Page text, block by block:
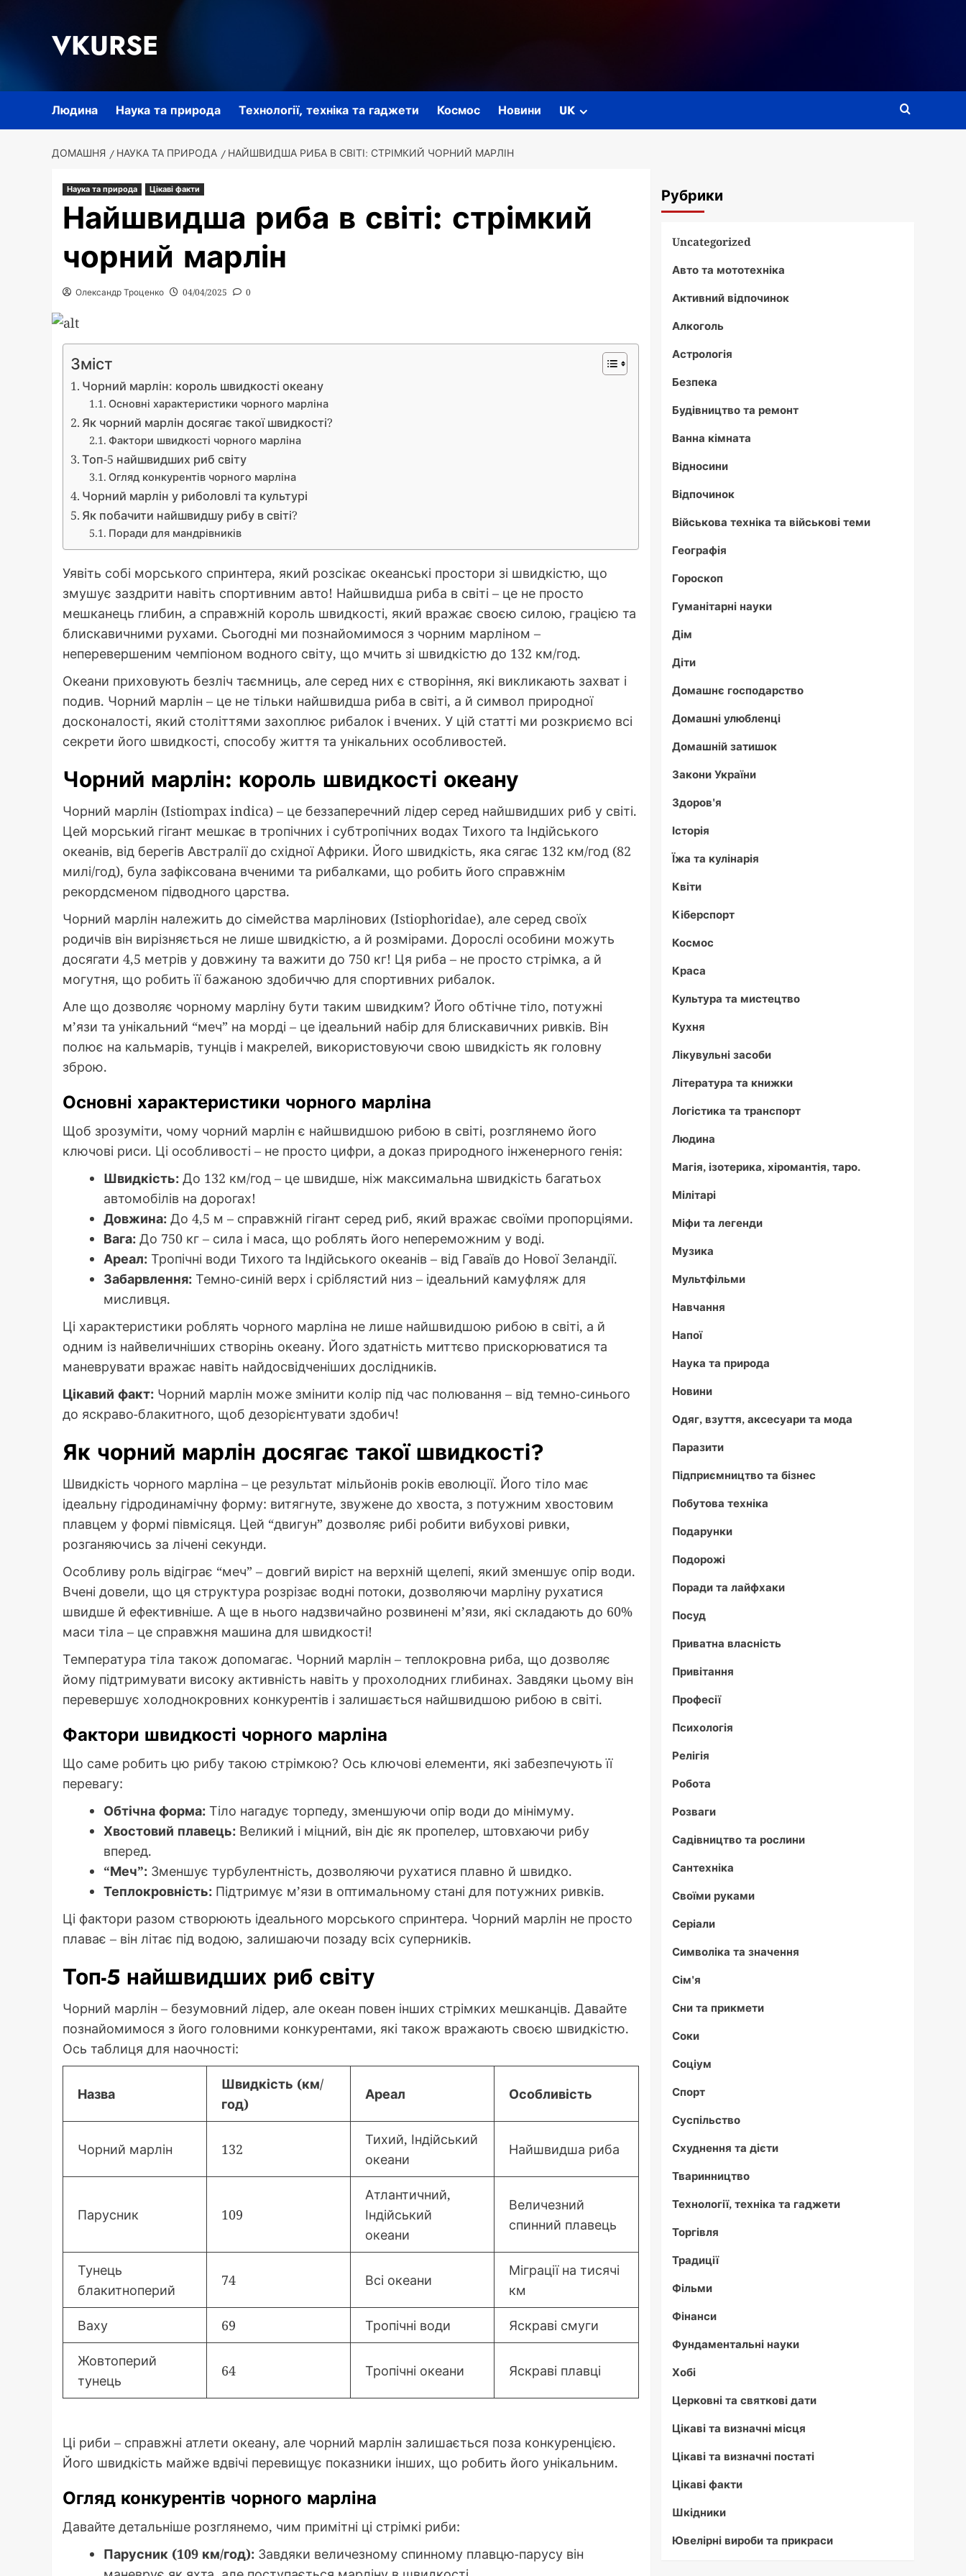
VKURSE
Людина Наука та природа Технології, техніка та гаджети Космос Новини UK
ДОМАШНЯ НАУКА ТА ПРИРОДА НАЙШВИДША РИБА В СВІТІ: СТРІМКИЙ ЧОРНИЙ МАРЛІН
Наука та природа Цікаві факти
Найшвидша риба в світі: стрімкий
чорний марлін
Олександр Троценко 04/04/2025 0
Зміст
Чорний марлін: король швидкості океану
Основні характеристики чорного марліна
Як чорний марлін досягає такої швидкості?
Фактори швидкості чорного марліна
Топ-5 найшвидших риб світу
Огляд конкурентів чорного марліна
Чорний марлін у риболовлі та культурі
Як побачити найшвидшу рибу в світі?
Поради для мандрівників
Уявіть собі морського спринтера, який розсікає океанські простори зі швидкістю, що
змушує заздрити навіть спортивним авто! Найшвидша риба в світі – це не просто
мешканець глибин, а справжній король швидкості, який вражає своєю силою, грацією та
блискавичними рухами. Сьогодні ми познайомимося з чорним марліном –
неперевершеним чемпіоном водного світу, що мчить зі швидкістю до 132 км/год.
Океани приховують безліч таємниць, але серед них є створіння, які викликають захват і
подив. Чорний марлін – це не тільки найшвидша риба в світі, а й символ природної
досконалості, який століттями захоплює рибалок і вчених. У цій статті ми розкриємо всі
секрети його швидкості, способу життя та унікальних особливостей.
Чорний марлін: король швидкості океану
Чорний марлін (Istiompax indica) – це беззаперечний лідер серед найшвидших риб у світі.
Цей морський гігант мешкає в тропічних і субтропічних водах Тихого та Індійського
океанів, від берегів Австралії до східної Африки. Його швидкість, яка сягає 132 км/год (82
милі/год), була зафіксована вченими та рибалками, що робить його справжнім
рекордсменом підводного царства.
Чорний марлін належить до сімейства марлінових (Istiophoridae), але серед своїх
родичів він вирізняється не лише швидкістю, а й розмірами. Дорослі особини можуть
досягати 4,5 метрів у довжину та важити до 750 кг! Ця риба – не просто стрімка, а й
могутня, що робить її бажаною здобиччю для спортивних рибалок.
Але що дозволяє чорному марліну бути таким швидким? Його обтічне тіло, потужні
м’язи та унікальний “меч” на морді – це ідеальний набір для блискавичних ривків. Він
полює на кальмарів, тунців і макрелей, використовуючи свою швидкість як головну
зброю.
Основні характеристики чорного марліна
Щоб зрозуміти, чому чорний марлін є найшвидшою рибою в світі, розглянемо його
ключові риси. Ці особливості – не просто цифри, а доказ природного інженерного генія:
Швидкість: До 132 км/год – це швидше, ніж максимальна швидкість багатьох
автомобілів на дорогах!
Довжина: До 4,5 м – справжній гігант серед риб, який вражає своїми пропорціями.
Вага: До 750 кг – сила і маса, що роблять його непереможним у воді.
Ареал: Тропічні води Тихого та Індійського океанів – від Гаваїв до Нової Зеландії.
Забарвлення: Темно-синій верх і сріблястий низ – ідеальний камуфляж для
мисливця.
Ці характеристики роблять чорного марліна не лише найшвидшою рибою в світі, а й
одним із найвеличніших створінь океану. Його здатність миттєво прискорюватися та
маневрувати вражає навіть найдосвідченіших дослідників.
Цікавий факт: Чорний марлін може змінити колір під час полювання – від темно-синього
до яскраво-блакитного, щоб дезорієнтувати здобич!
Як чорний марлін досягає такої швидкості?
Швидкість чорного марліна – це результат мільйонів років еволюції. Його тіло має
ідеальну гідродинамічну форму: витягнуте, звужене до хвоста, з потужним хвостовим
плавцем у формі півмісяця. Цей “двигун” дозволяє рибі робити вибухові ривки,
розганяючись за лічені секунди.
Особливу роль відіграє “меч” – довгий виріст на верхній щелепі, який зменшує опір води.
Вчені довели, що ця структура розрізає водні потоки, дозволяючи марліну рухатися
швидше й ефективніше. А ще в нього надзвичайно розвинені м’язи, які складають до 60%
маси тіла – це справжня машина для швидкості!
Температура тіла також допомагає. Чорний марлін – теплокровна риба, що дозволяє
йому підтримувати високу активність навіть у прохолодних глибинах. Завдяки цьому він
перевершує холоднокровних конкурентів і залишається найшвидшою рибою в світі.
Фактори швидкості чорного марліна
Що саме робить цю рибу такою стрімкою? Ось ключові елементи, які забезпечують її
перевагу:
Обтічна форма: Тіло нагадує торпеду, зменшуючи опір води до мінімуму.
Хвостовий плавець: Великий і міцний, він діє як пропелер, штовхаючи рибу
вперед.
“Меч”: Зменшує турбулентність, дозволяючи рухатися плавно й швидко.
Теплокровність: Підтримує м’язи в оптимальному стані для потужних ривків.
Ці фактори разом створюють ідеального морського спринтера. Чорний марлін не просто
плаває – він літає під водою, залишаючи позаду всіх суперників.
Топ-5 найшвидших риб світу
Чорний марлін – безумовний лідер, але океан повен інших стрімких мешканців. Давайте
познайомимося з його головними конкурентами, які також вражають своєю швидкістю.
Ось таблиця для наочності:
Назва
Швидкість (км/
год)
Ареал Особливість
Чорний марлін 132
Тихий, Індійський
океани
Найшвидша риба
Парусник 109
Атлантичний,
Індійський
океани
Величезний
спинний плавець
Тунець
блакитноперий
74 Всі океани
Міграції на тисячі
км
Ваху 69 Тропічні води Яскраві смуги
Жовтоперий
тунець
64 Тропічні океани Яскраві плавці
Ці риби – справжні атлети океану, але чорний марлін залишається поза конкуренцією.
Його швидкість майже вдвічі перевищує показники інших, що робить його унікальним.
Огляд конкурентів чорного марліна
Давайте детальніше розглянемо, чим примітні ці стрімкі риби:
Парусник (109 км/год): Завдяки величезному спинному плавцю-парусу він
Рубрики
Uncategorized
Авто та мототехніка
Активний відпочинок
Алкоголь
Астрологія
Безпека
Будівництво та ремонт
Ванна кімната
Відносини
Відпочинок
Військова техніка та військові теми
Географія
Гороскоп
Гуманітарні науки
Дім
Діти
Домашнє господарство
Домашні улюбленці
Домашній затишок
Закони України
Здоров'я
Історія
Їжа та кулінарія
Квіти
Кіберспорт
Космос
Краса
Культура та мистецтво
Кухня
Лікувульні засоби
Література та книжки
Логістика та транспорт
Людина
Магія, ізотерика, хіромантія, таро.
Мілітарі
Міфи та легенди
Музика
Мультфільми
Навчання
Напої
Наука та природа
Новини
Одяг, взуття, аксесуари та мода
Паразити
Підприємництво та бізнес
Побутова техніка
Подарунки
Подорожі
Поради та лайфхаки
Посуд
Приватна власність
Привітання
Професії
Психологія
Релігія
Робота
Розваги
Садівництво та рослини
Сантехніка
Своїми руками
Серіали
Символіка та значення
Сім'я
Сни та прикмети
Соки
Соціум
Спорт
Суспільство
Схуднення та дієти
Тваринництво
Технології, техніка та гаджети
Торгівля
Традиції
Фільми
Фінанси
Фундаментальні науки
Хобі
Церковні та святкові дати
Цікаві та визначні місця
Цікаві та визначні постаті
Цікаві факти
Шкідники
Ювелірні вироби та прикраси